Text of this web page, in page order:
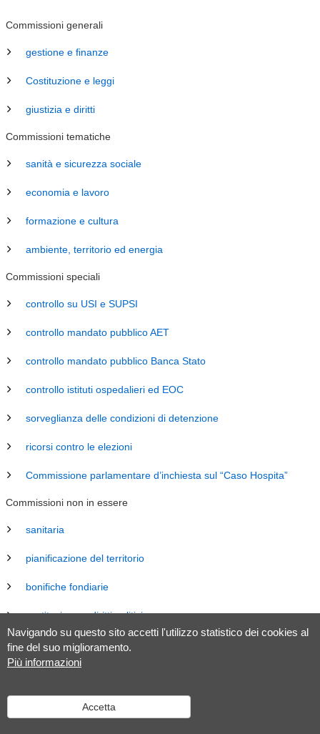
Navigando su questo sito accetti l'utilizzo statistico dei cookies al
fine del suo miglioramento.
Più informazioni
Accetta
Commissioni generali
gestione e finanze
Costituzione e leggi
giustizia e diritti
Commissioni tematiche
sanità e sicurezza sociale
economia e lavoro
formazione e cultura
ambiente, territorio ed energia
Commissioni speciali
controllo su USI e SUPSI
controllo mandato pubblico AET
controllo mandato pubblico Banca Stato
controllo istituti ospedalieri ed EOC
sorveglianza delle condizioni di detenzione
ricorsi contro le elezioni
Commissione parlamentare d’inchiesta sul “Caso Hospita”
Commissioni non in essere
sanitaria
pianificazione del territorio
bonifiche fondiarie
costituzione e diritti politici
energia